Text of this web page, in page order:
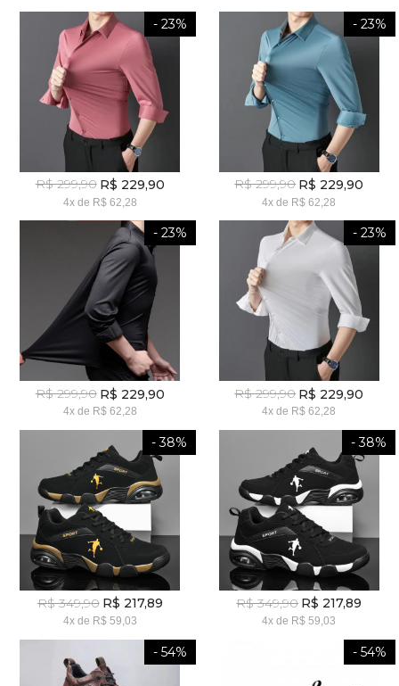
- 23%
R$ 299,90 R$ 229,90
4xde R$ 62,28
- 23%
R$ 299,90 R$ 229,90
4x de R$ 62,28
- 23%
R$ 299,90 R$ 229,90
4xde R$ 62,28
- 23%
R$ 299,90 R$ 229,90
4x de R$ 62,28
- 38%
R$ 349,90 R$ 217,89
4xde R$ 59,03
- 38%
R$ 349,90 R$ 217,89
4x de R$ 59,03
- 54% - 54%